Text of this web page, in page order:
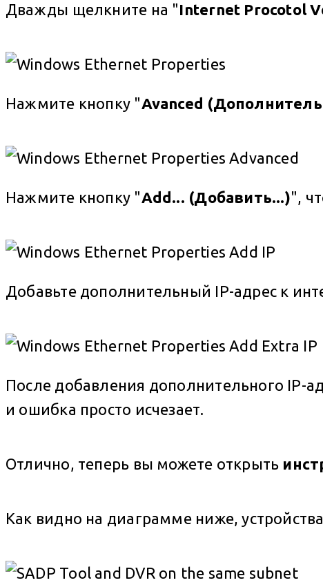
Дважды щелкните на "Internet Procotol
Нажмите кнопку "Avanced
Нажмите кнопку "Add... (Добавить...)",
Добавьте дополнительный IP-адрес к
После добавления дополнительного IP-
и ошибка просто исчезает.
Отлично, теперь вы можете открыть
Как видно на диаграмме ниже,